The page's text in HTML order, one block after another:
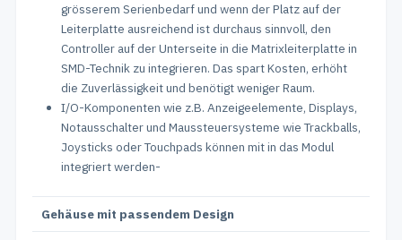
grösserem Serienbedarf und wenn der Platz auf der
Leiterplatte ausreichend ist durchaus sinnvoll, den
Controller auf der Unterseite in die Matrixleiterplatte in
SMD-Technik zu integrieren. Das spart Kosten, erhöht
die Zuverlässigkeit und benötigt weniger Raum.
I/O-Komponenten wie z.B. Anzeigeelemente, Displays,
Notausschalter und Maussteuersysteme wie Trackballs,
Joysticks oder Touchpads können mit in das Modul
integriert werden-
Gehäuse mit passendem Design